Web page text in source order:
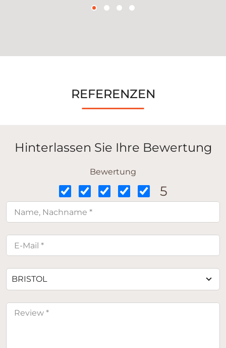
REFERENZEN
Hinterlassen Sie Ihre Bewertung
Bewertung
5
BRISTOL